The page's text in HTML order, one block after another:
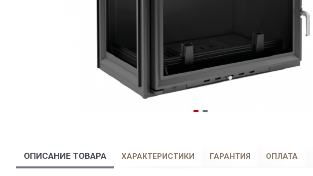
ОПИСАНИЕ ТОВАРА ХАРАКТЕРИСТИКИ ГАРАНТИЯ ОПЛАТА